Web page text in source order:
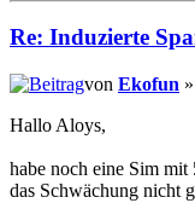
Re: Induzierte
von Ekofun
Hallo Aloys,
habe noch eine Sim
das Schwächung nicht